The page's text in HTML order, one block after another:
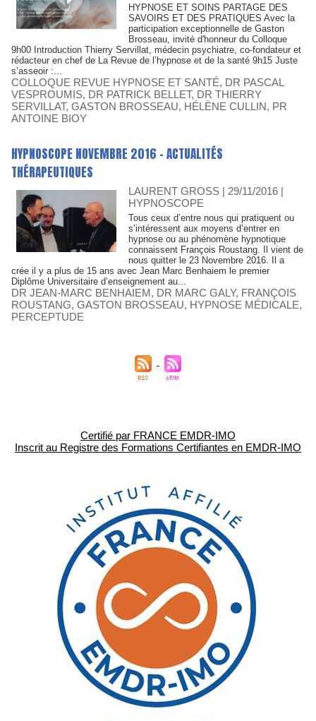
HYPNOSE ET SOINS PARTAGE DES
SAVOIRS ET DES PRATIQUES Avec la
participation exceptionnelle de Gaston
Brosseau, invité d'honneur du Colloque
9h00 Introduction Thierry Servillat, médecin psychiatre, co-fondateur et
rédacteur en chef de La Revue de l’hypnose et de la santé 9h15 Juste
s’asseoir :...
COLLOQUE REVUE HYPNOSE ET SANTÉ, DR PASCAL
VESPROUMIS, DR PATRICK BELLET, DR THIERRY
SERVILLAT, GASTON BROSSEAU, HÉLÈNE CULLIN, PR
ANTOINE BIOY
HYPNOSCOPE NOVEMBRE 2016 - ACTUALITÉS
THÉRAPEUTIQUES
LAURENT GROSS | 29/11/2016 |
HYPNOSCOPE
Tous ceux d’entre nous qui pratiquent ou
s’intéressent aux moyens d’entrer en
hypnose ou au phénomène hypnotique
connaissent François Roustang. Il vient de
nous quitter le 23 Novembre 2016. Il a
crée il y a plus de 15 ans avec Jean Marc Benhaiem le premier
Diplôme Universitaire d’enseignement au...
DR JEAN-MARC BENHAIEM, DR MARC GALY, FRANÇOIS
ROUSTANG, GASTON BROSSEAU, HYPNOSE MÉDICALE,
PERCEPTUDE
Certifié par FRANCE EMDR-IMO
Inscrit au Registre des Formations Certifiantes en EMDR-IMO